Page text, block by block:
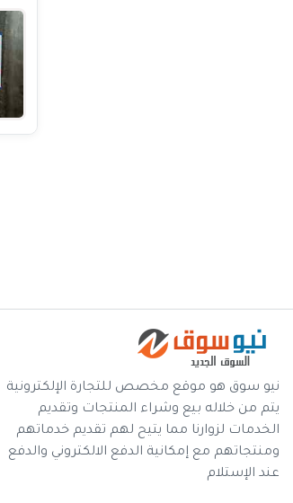
نيو سوق هو موقع مخصص للتجارة الإلكترونية
يتم من خلاله بيع وشراء المنتجات وتقديم
الخدمات لزوارنا مما يتيح لهم تقديم خدماتهم
ومنتجاتهم مع إمكانية الدفع الالكتروني والدفع
عند الإستلام